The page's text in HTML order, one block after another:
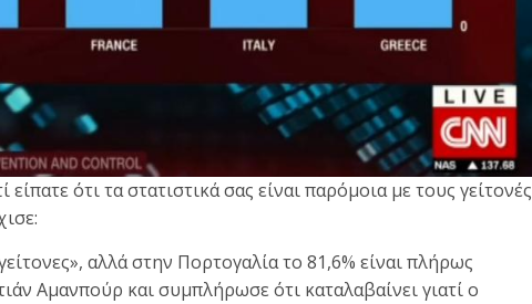
ότι τα στατιστικά σας είναι παρόμοια με τους γείτονές
αλλά στην Πορτογαλία το 81,6% είναι πλήρως
Αμανπούρ και συμπλήρωσε ότι καταλαβαίνει γιατί ο